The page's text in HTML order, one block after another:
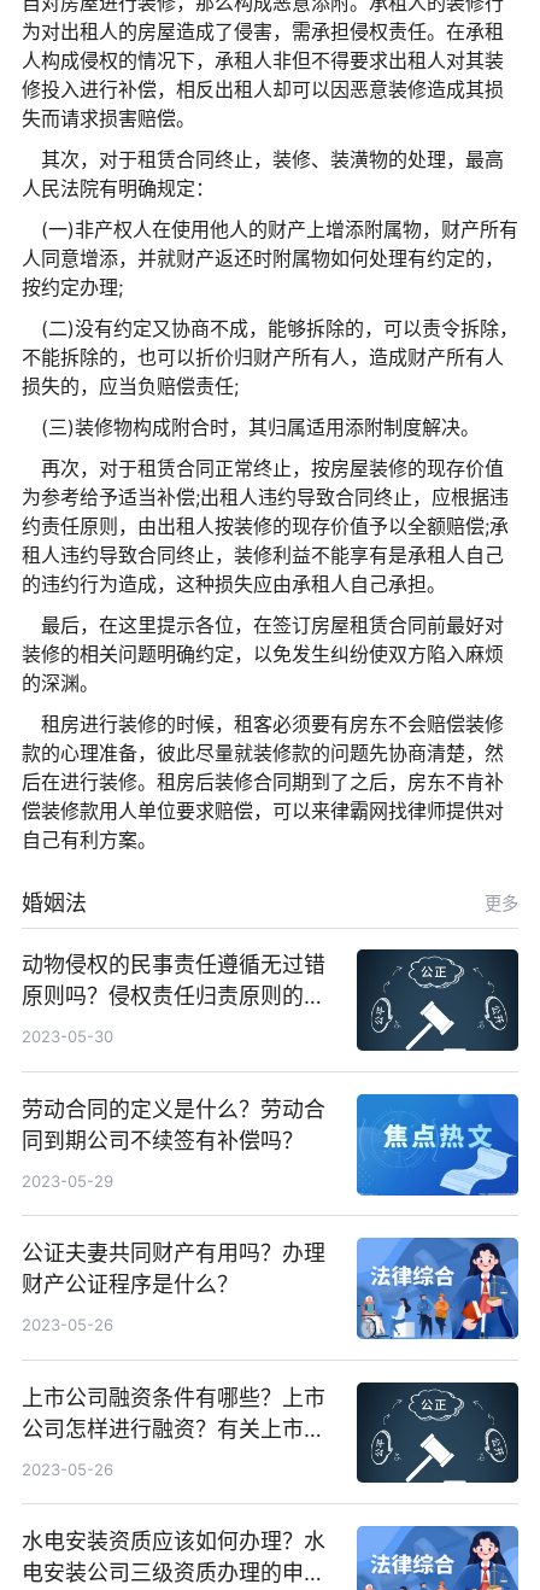
为对出租人的房屋造成了侵害，需承担侵权责任。在承租
人构成侵权的情况下，承租人非但不得要求出租人对其装
修投入进行补偿，相反出租人却可以因恶意装修造成其损
失而请求损害赔偿。
其次，对于租赁合同终止，装修、装潢物的处理，最高
人民法院有明确规定：
(一)非产权人在使用他人的财产上增添附属物，财产所有
人同意增添，并就财产返还时附属物如何处理有约定的，
按约定办理;
(二)没有约定又协商不成，能够拆除的，可以责令拆除，
不能拆除的，也可以折价归财产所有人，造成财产所有人
损失的，应当负赔偿责任;
(三)装修物构成附合时，其归属适用添附制度解决。
再次，对于租赁合同正常终止，按房屋装修的现存价值
为参考给予适当补偿;出租人违约导致合同终止，应根据违
约责任原则，由出租人按装修的现存价值予以全额赔偿;承
租人违约导致合同终止，装修利益不能享有是承租人自己
的违约行为造成，这种损失应由承租人自己承担。
最后，在这里提示各位，在签订房屋租赁合同前最好对
装修的相关问题明确约定，以免发生纠纷使双方陷入麻烦
的深渊。
租房进行装修的时候，租客必须要有房东不会赔偿装修
款的心理准备，彼此尽量就装修款的问题先协商清楚，然
后在进行装修。租房后装修合同期到了之后，房东不肯补
偿装修款用人单位要求赔偿，可以来律霸网找律师提供对
自己有利方案。
婚姻法 更多
动物侵权的民事责任遵循无过错
原则吗？侵权责任归责原则的分
类
2023-05-30
劳动合同的定义是什么？劳动合
同到期公司不续签有补偿吗？
2023-05-29
公证夫妻共同财产有用吗？办理
财产公证程序是什么？
2023-05-26
上市公司融资条件有哪些？上市
公司怎样进行融资？有关上市公
司是如何来进行资金重组的？
2023-05-26
水电安装资质应该如何办理？水
电安装公司三级资质办理的申报